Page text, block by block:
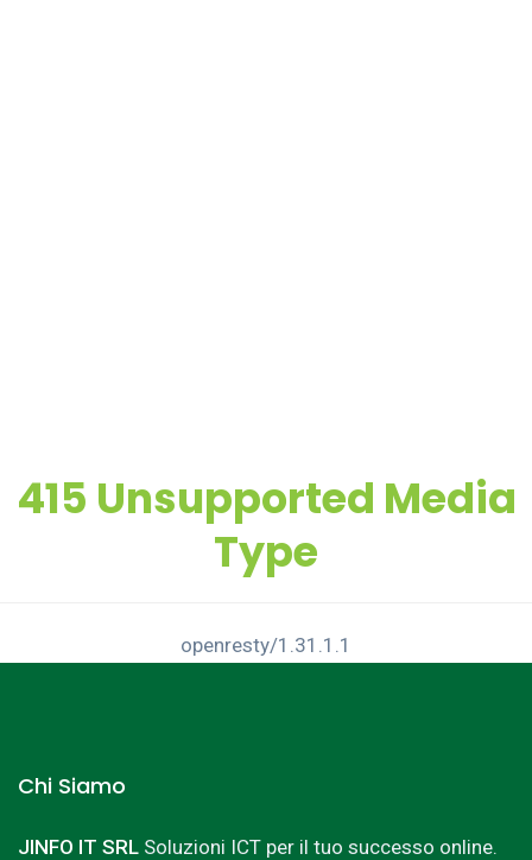
415 Unsupported Media
Type
openresty/1.31.1.1
Chi Siamo
JINFO IT SRL Soluzioni ICT per il tuo successo online.